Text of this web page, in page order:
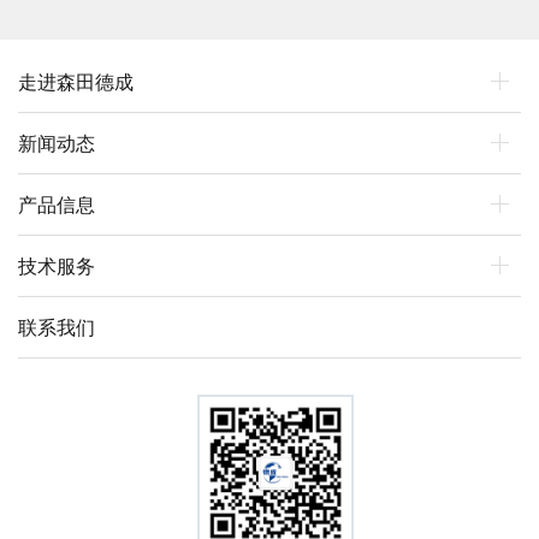
走进森田德成
新闻动态
产品信息
技术服务
联系我们